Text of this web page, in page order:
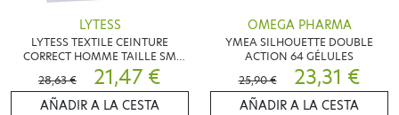
LYTESS
LYTESS TEXTILE CEINTURE
CORRECT HOMME TAILLE SM
NOIR
28,63 € 21,47 €
AÑADIR A LA CESTA
OMEGA PHARMA
YMEA SILHOUETTE DOUBLE
ACTION 64 GÉLULES
25,90 €
23,31 €
AÑADIR A LA CESTA